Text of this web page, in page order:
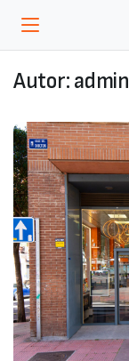
Autor:admin